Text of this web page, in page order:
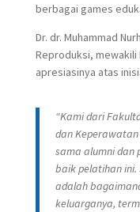
berbagai games
Dr. dr. Muhammad
Reproduksi, mewakili
apresiasinya atas
“Kami dari
dan Keperawatan
sama alumni dan
baik pelatihan
adalah
keluarganya,